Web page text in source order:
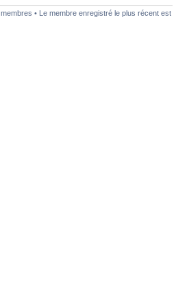
membres • Le membre enregistré le plus récent est